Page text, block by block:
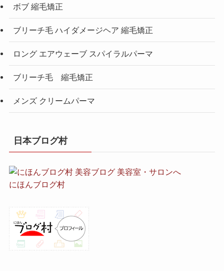
ボブ 縮毛矯正
ブリーチ毛 ハイダメージヘア 縮毛矯正
ロング エアウェーブ スパイラルパーマ
ブリーチ毛 縮毛矯正
メンズ クリームパーマ
日本ブログ村
にほんブログ村